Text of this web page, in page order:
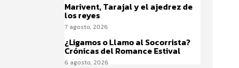
Marivent, Tarajal y el ajedrez de
los reyes
7 agosto, 2026
¿Ligamos o Llamo al Socorrista?
Crónicas del Romance Estival
6 agosto, 2026